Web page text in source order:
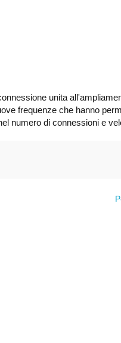
unita
frequenze che hanno
numero di connessioni e